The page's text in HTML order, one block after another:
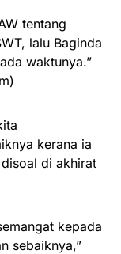
tentang
lalu Baginda
waktunya.”
kerana ia
di akhirat
kepada
sebaiknya,”